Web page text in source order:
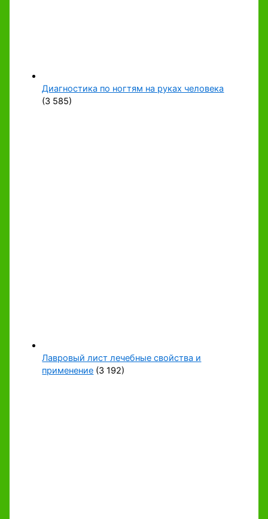
Диагностика по ногтям на руках человека
(3 585)
Лавровый лист лечебные свойства и
применение (3 192)